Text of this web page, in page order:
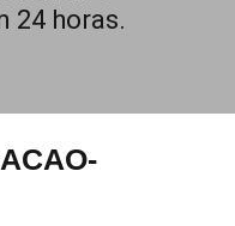
24 horas.